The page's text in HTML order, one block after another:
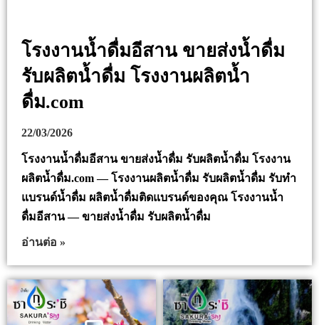
โรงงานน้ำดื่มอีสาน ขายส่งน้ำดื่ม
รับผลิตน้ำดื่ม โรงงานผลิตน้ำ
ดื่ม.com
22/03/2026
โรงงานน้ำดื่มอีสาน ขายส่งน้ำดื่ม รับผลิตน้ำดื่ม โรงงาน
ผลิตน้ำดื่ม.com — โรงงานผลิตน้ำดื่ม รับผลิตน้ำดื่ม รับทำ
แบรนด์น้ำดื่ม ผลิตน้ำดื่มติดแบรนด์ของคุณ โรงงานน้ำ
ดื่มอีสาน — ขายส่งน้ำดื่ม รับผลิตน้ำดื่ม
อ่านต่อ »